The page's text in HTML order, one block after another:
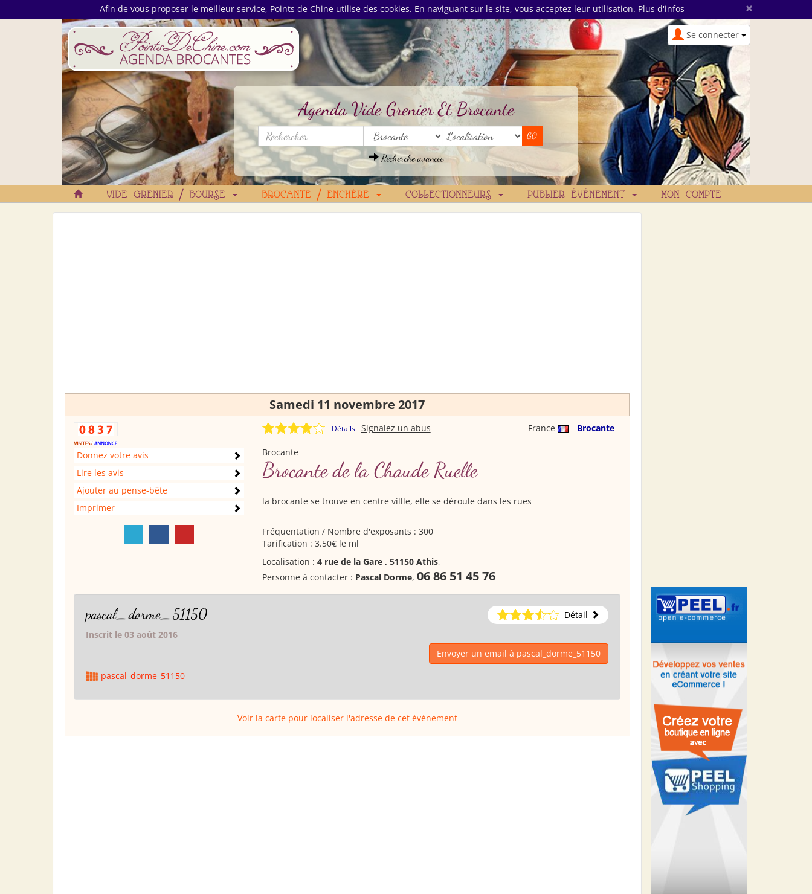
Afin de vous proposer le meilleur service, Points de Chine utilise des cookies. En naviguant sur le site, vous acceptez leur utilisation. Plus d'infos ×
Se connecter
Agenda Vide Grenier Et Brocante
Recherche avancée
VIDE GRENIER / BOURSE BROCANTE / ENCHÈRE COLLECTIONNEURS PUBLIER ÉVÉNEMENT MON COMPTE
Samedi 11 novembre 2017
Donnez votre avis
Lire les avis
Ajouter au pense-bête
Imprimer
Détails France Brocante
Signalez un abus
Brocante
Brocante de la Chaude Ruelle
la brocante se trouve en centre villle, elle se déroule dans les rues
Fréquentation / Nombre d'exposants : 300
Tarification : 3.50€ le ml
Localisation : 4 rue de la Gare , 51150 Athis,
Personne à contacter : Pascal Dorme, 06 86 51 45 76
pascal_dorme_51150
Détail
Inscrit le 03 août 2016
Envoyer un email à pascal_dorme_51150
pascal_dorme_51150
Voir la carte pour localiser l'adresse de cet événement